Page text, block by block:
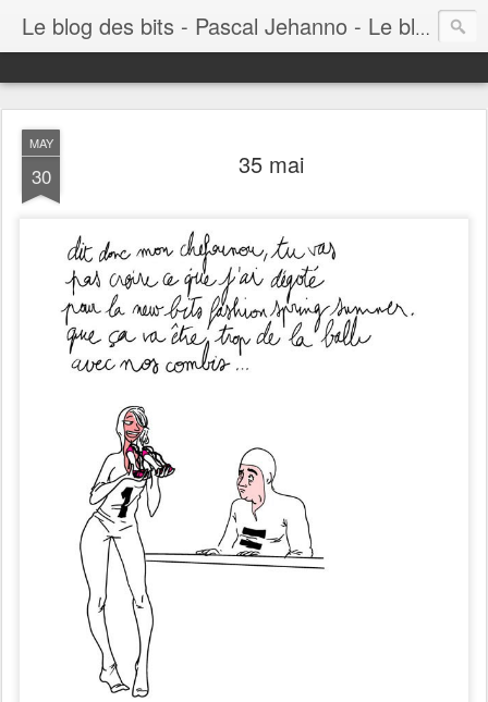
Le blog des bits - Pascal Jehanno - Le blog BD informatique
MAY
30 35 mai